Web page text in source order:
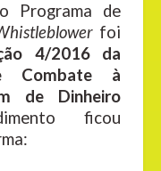
Programa de
foi
4/2016 da
Combate à
de Dinheiro
ficou